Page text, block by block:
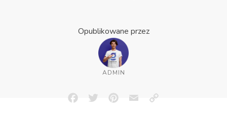
Opublikowane przez
ADMIN
FacebookTwitterPinterestEmailCopy